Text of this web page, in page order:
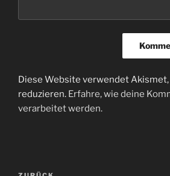
Diese Website verwendet Akismet,
reduzieren. Erfahre, wie deine
verarbeitet werden.
Beitragsnavigation